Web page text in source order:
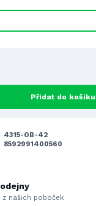
Přidat do košíku
4315-OB-42
8592991400560
z našich poboček